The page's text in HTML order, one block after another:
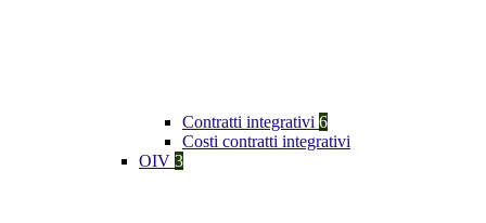
Contratti integrativi 6
Costi contratti integrativi
OIV 3